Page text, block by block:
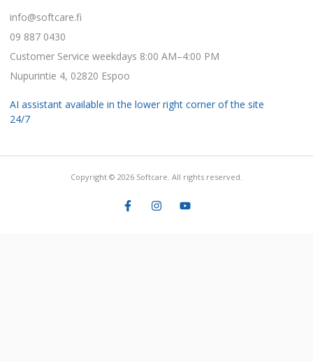
info@softcare.fi
09 887 0430
Customer Service weekdays 8:00 AM–4:00 PM
Nupurintie 4, 02820 Espoo
AI assistant available in the lower right corner of the site
24/7
Copyright © 2026 Softcare. All rights reserved.